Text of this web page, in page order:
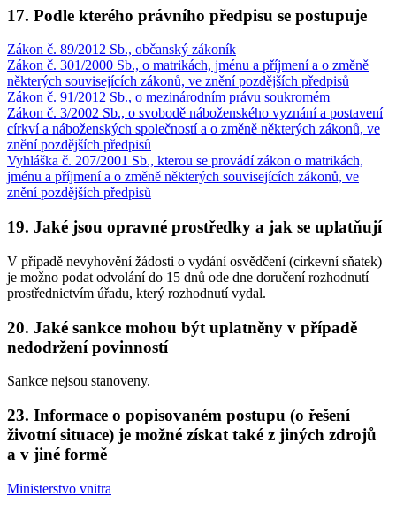
17. Podle kterého právního předpisu se postupuje
Zákon č. 89/2012 Sb., občanský zákoník
Zákon č. 301/2000 Sb., o matrikách, jménu a příjmení a o změně
některých souvisejících zákonů, ve znění pozdějších předpisů
Zákon č. 91/2012 Sb., o mezinárodním právu soukromém
Zákon č. 3/2002 Sb., o svobodě náboženského vyznání a postavení
církví a náboženských společností a o změně některých zákonů, ve
znění pozdějších předpisů
Vyhláška č. 207/2001 Sb., kterou se provádí zákon o matrikách,
jménu a příjmení a o změně některých souvisejících zákonů, ve
znění pozdějších předpisů
19. Jaké jsou opravné prostředky a jak se uplatňují
V případě nevyhovění žádosti o vydání osvědčení (církevní sňatek)
je možno podat odvolání do 15 dnů ode dne doručení rozhodnutí
prostřednictvím úřadu, který rozhodnutí vydal.
20. Jaké sankce mohou být uplatněny v případě
nedodržení povinností
Sankce nejsou stanoveny.
23. Informace o popisovaném postupu (o řešení
životní situace) je možné získat také z jiných zdrojů
a v jiné formě
Ministerstvo vnitra